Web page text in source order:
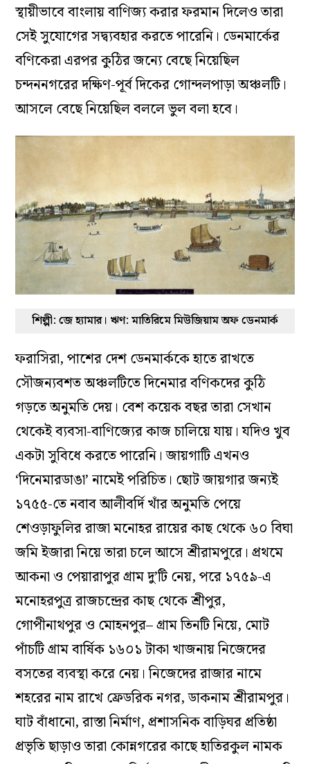
স্থায়ীভাবে বাংলায় বাণিজ্য করার ফরমান দিলেও তারা
সেই সুযোগের সদ্ব্যবহার করতে পারেনি। ডেনমার্কের
বণিকেরা এরপর কুঠির জন্যে বেছে নিয়েছিল
চন্দননগরের দক্ষিণ-পূর্ব দিকের গোন্দলপাড়া অঞ্চলটি।
আসলে বেছে নিয়েছিল বললে ভুল বলা হবে।
শিল্পী: জে হ্যামার। ঋণ: মাতিরিমে মিউজিয়াম অফ ডেনমার্ক
ফরাসিরা, পাশের দেশ ডেনমার্ককে হাতে রাখতে
সৌজন্যবশত অঞ্চলটিতে দিনেমার বণিকদের কুঠি
গড়তে অনুমতি দেয়। বেশ কয়েক বছর তারা সেখান
থেকেই ব্যবসা-বাণিজ্যের কাজ চালিয়ে যায়। যদিও খুব
একটা সুবিধে করতে পারেনি। জায়গাটি এখনও
‘দিনেমারডাঙা’ নামেই পরিচিত। ছোট জায়গার জন্যই
১৭৫৫-তে নবাব আলীবর্দি খাঁর অনুমতি পেয়ে
শেওড়াফুলির রাজা মনোহর রায়ের কাছ থেকে ৬০ বিঘা
জমি ইজারা নিয়ে তারা চলে আসে শ্রীরামপুরে। প্রথমে
আকনা ও পেয়ারাপুর গ্রাম দু’টি নেয়, পরে ১৭৫৯-এ
মনোহরপুত্র রাজচন্দ্রের কাছ থেকে শ্রীপুর,
গোপীনাথপুর ও মোহনপুর– গ্রাম তিনটি নিয়ে, মোট
পাঁচটি গ্রাম বার্ষিক ১৬০১ টাকা খাজনায় নিজেদের
বসতের ব্যবস্থা করে নেয়। নিজেদের রাজার নামে
শহরের নাম রাখে ফ্রেডরিক নগর, ডাকনাম শ্রীরামপুর।
ঘাট বাঁধানো, রাস্তা নির্মাণ, প্রশাসনিক বাড়িঘর প্রতিষ্ঠা
প্রভৃতি ছাড়াও তারা কোন্নগরের কাছে হাতিরকুল নামক